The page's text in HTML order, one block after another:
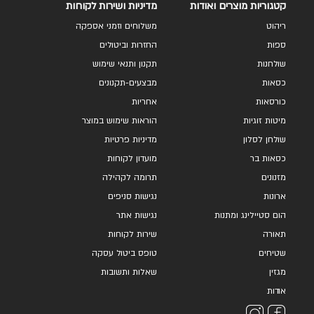
קטגוריות מוצרים ואודות
ריהוט
ספות
שולחנות
כסאות
כורסאות
מיטות זוגיות
שולחן לסלון
כסאות בר
מזנונים
ארונות
הום סטיילינג ומתנות
תאורה
שטיחים
מגזין
אודות
מדיניות ושירות לקוחות
משלוחים וזמני אספקה
החזרות וביטולים
תקנון ותנאי שימוש
מבצעים-תקנונים
אחריות
הוראות שימוש במוצר
מדיניות פרטיות
מועדון לקוחות
תרומה לקהילה
נגישות סניפים
נגישות אתר
שירות לקוחות
טופס ביטול עסקה
שאלות ותשובות